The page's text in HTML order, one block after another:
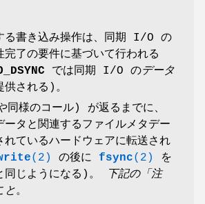
る書き込み操作は、同期 I/O の
完了の要件に基づいて行われる
では同期 I/O のデータ
供される)。
同様のコール) が返るまでに、
ータと関連するファイルメタデー
れているハードウェアに転送され
(2) の後に fsync(2)
を
同じようになる)。
下記の「注
と。